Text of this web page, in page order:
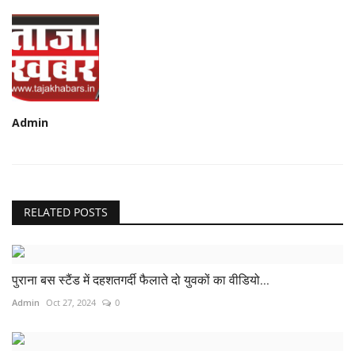
Admin
RELATED POSTS
पुराना बस स्टैंड में दहशतगर्दी फैलाते दो युवकों का वीडियो...
Admin Oct 27, 2024 0